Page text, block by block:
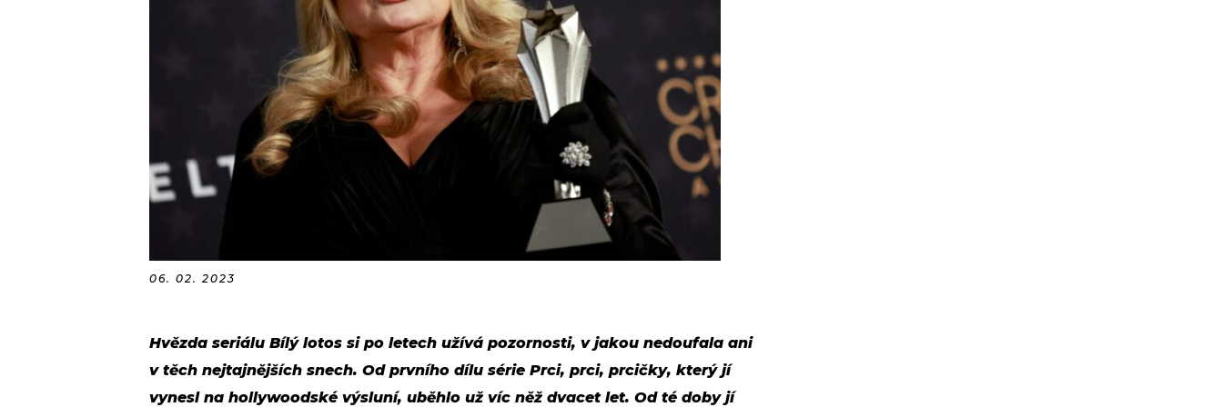
06. 02. 2023
Hvězda seriálu Bílý lotos si po letech užívá pozornosti, v jakou nedoufala ani
v těch nejtajnějších snech. Od prvního dílu série Prci, prci, prcičky, který jí
vynesl na hollywoodské výsluní, uběhlo už víc něž dvacet let. Od té doby jí